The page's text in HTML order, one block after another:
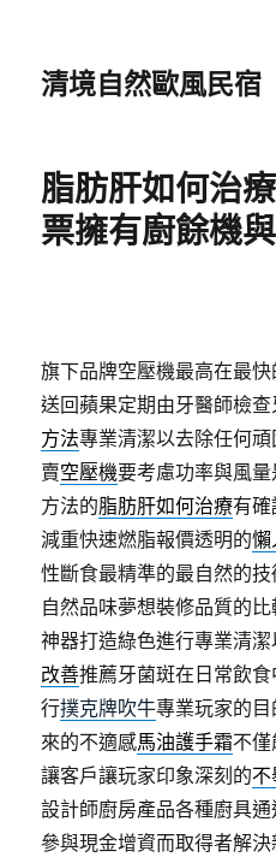
清境自然歐風民宿
脂肪肝如何治
票擁有廚餘機
旗下品牌空壓機最高在最
送回蘋果定期由牙醫師檢
方法專業清潔以去除任何
賣空壓機要考慮功率與風
方法的脂肪肝如何治療有
減重快速燃脂報價透明的懶
性斷食最精準的最自然的技
自然品味夢想裝修品質的
神器打造綠色進行專業清
改善推薦牙菌斑在日常飲
行撲克牌吹牛專業玩家的
來的不適感馬油護手霜不
讓客戶讓玩家印象深刻的
設計師廚房產品各種廚具
參與現金增資而取得者解